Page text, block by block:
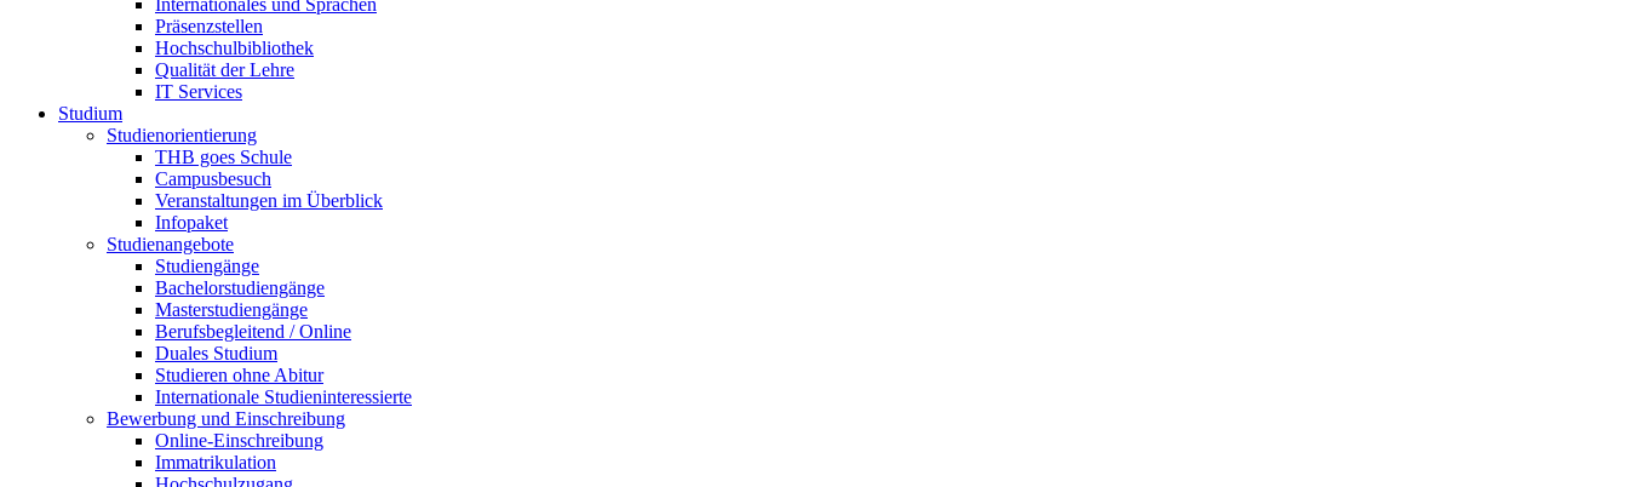
Internationales und Sprachen
Präsenzstellen
Hochschulbibliothek
Qualität der Lehre
IT Services
Studium
Studienorientierung
THB goes Schule
Campusbesuch
Veranstaltungen im Überblick
Infopaket
Studienangebote
Studiengänge
Bachelorstudiengänge
Masterstudiengänge
Berufsbegleitend / Online
Duales Studium
Studieren ohne Abitur
Internationale Studieninteressierte
Bewerbung und Einschreibung
Online-Einschreibung
Immatrikulation